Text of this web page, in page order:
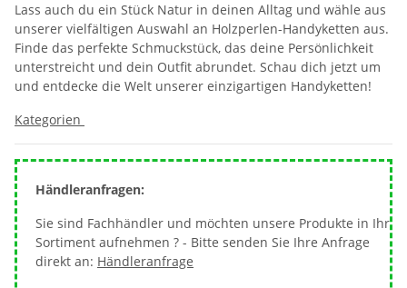
Lass auch du ein Stück Natur in deinen Alltag und wähle aus
unserer vielfältigen Auswahl an Holzperlen-Handyketten aus.
Finde das perfekte Schmuckstück, das deine Persönlichkeit
unterstreicht und dein Outfit abrundet. Schau dich jetzt um
und entdecke die Welt unserer einzigartigen Handyketten!
Kategorien
Händleranfragen:
Sie sind Fachhändler und möchten unsere Produkte in Ihr
Sortiment aufnehmen ? - Bitte senden Sie Ihre Anfrage
direkt an: Händleranfrage